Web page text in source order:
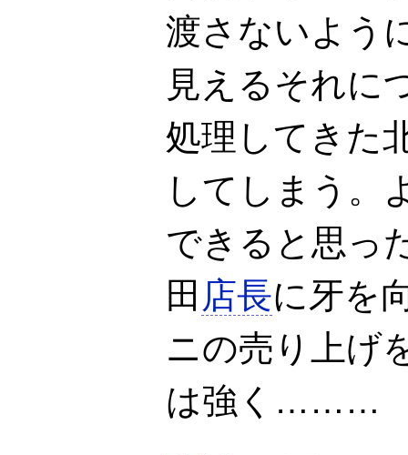
渡さないよう
見えるそれに
処理してきた
してしまう。
できると思っ
田 店長に牙を
ニの売り上げ
は強く………